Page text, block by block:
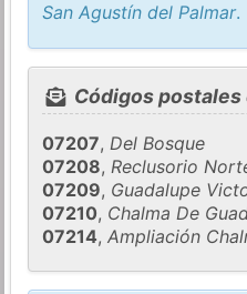
San Agustín del Palmar.
Códigos postales
07207, Del Bosque
07208, Reclusorio
07209, Guadalupe
07210, Chalma De
07214,Ampliación